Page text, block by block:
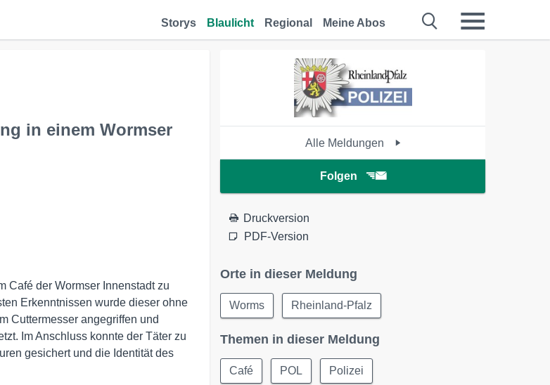
Storys Blaulicht Regional Meine Abos
in einem Wormser
Café der Wormser Innenstadt zu
Erkenntnissen wurde dieser ohne
Cuttermesser angegriffen und
Im Anschluss konnte der Täter zu
gesichert und die Identität des
Alle Meldungen
Folgen
Druckversion
PDF-Version
Orte in dieser Meldung
Worms Rheinland-Pfalz
Themen in dieser Meldung
Café POL Polizei